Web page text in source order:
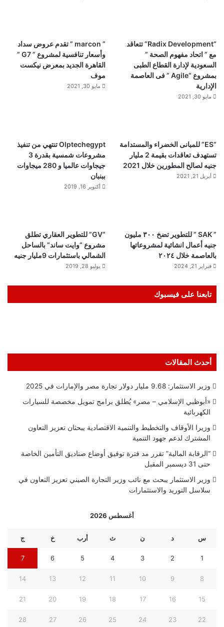
“Radix Development” تتعاقد
مع ” اتحاد مفهوم الصحة ”
السعودية لإدارة القطاع الطبى
بمشروع “Agile ” فى العاصمة
الإدارية
مايو 30, 2021
” marcon ” تقدم عروض سداد
وأسعار تنافسية لمشروع ” G7 ”
القاهرة الجديد بمعرض نيكست
موف
مايو 30, 2021
“ES” للمبانى الخضراء والمستدامة
تستهدف تعاقدات بقيمة 2 مليار
جنيه لصالح المطورين خلال 2021
أبريل 21, 2021
Olptechegypt تنتهي من تنفيذ
مشروعات شمسية بقدرة 3
جيجاوات عالميا و 280 ميجاوات
ببنبان
أكتوبر 16, 2019
” SAK ” للتطوير تضخ ٣٠٠ مليون
جنيه أعمال انشائية لمشروعاتها
بالعاصمة خلال ٢٠٢٤
فبراير 21, 2024
“GV” للتطوير العقاري تطلق
مشروع “وايت ساند” بالساحل
الشمالي باستثمارات 9مليار جنيه
يوليو 28, 2019
تابعنا على فيسبوك
أحدث المقالات
وزير الاستثمار: 9.68 مليار دولار تجارة مصر والإمارات في 2025
«أبوظبي الإسلامي – مصر» يُطلق برامج تمويل مخصصة للسيارات
الكهربائية
وزيرا الأوقاف والتخطيط والتنمية الاقتصادية يبحثان تعزيز التعاون
المشترك لدعم جهود التنمية
“الرقابة المالية” تقرر مد فترة توفيق أوضاع صناديق التأمين الخاصة
حتى 31 ديسمبر المقبل
وزير الاستثمار يبحث مع نائب وزير التجارة الصيني تعزيز التعاون في
سلاسل التوريد والاستثمارات
أغسطس 2026
س د ن ث أرب خ ج
1
2
3
4
5
6
7
8
9
10
11
12
13
14
15
16
17
18
19
20
21
22
23
24
25
26
27
28